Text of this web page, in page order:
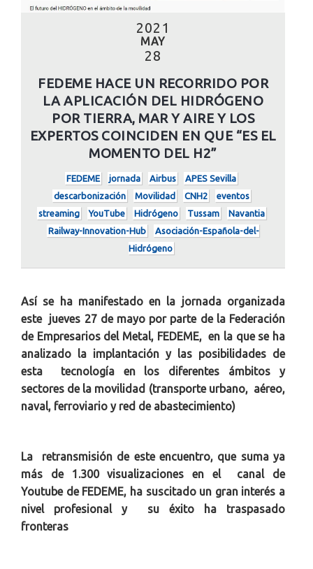
2021
MAY
28
FEDEME HACE UN RECORRIDO POR
LA APLICACIÓN DEL HIDRÓGENO
POR TIERRA, MAR Y AIRE Y LOS
EXPERTOS COINCIDEN EN QUE “ES EL
MOMENTO DEL H2”
FEDEME jornada Airbus
APES Sevilla
descarbonización
Movilidad CNH2
eventos
streaming
YouTube Hidrógeno Tussam
Navantia
Railway-Innovation-Hub
Asociación-Española-del-
Hidrógeno
Así se ha manifestado en la jornada organizada
este jueves 27 de mayo por parte de la Federación
de Empresarios del Metal, FEDEME, en la que se ha
analizado la implantación y las posibilidades de
esta tecnología en los diferentes ámbitos y
sectores de la movilidad (transporte urbano, aéreo,
naval, ferroviario y red de abastecimiento)
La retransmisión de este encuentro, que suma ya
más de 1.300 visualizaciones en el canal de
Youtube de FEDEME, ha suscitado un gran interés a
nivel profesional y su éxito ha traspasado
fronteras